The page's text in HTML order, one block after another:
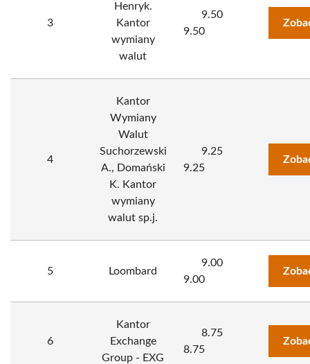
3
Henryk.
Kantor
wymiany
walut
9.50
9.50
4
Kantor
Wymiany
Walut
Suchorzewski
A., Domański
K. Kantor
wymiany
walut sp.j.
9.25
9.25
5 Loombard
9.00
9.00
6
Kantor
Exchange
Group - EXG
8.75
8.75